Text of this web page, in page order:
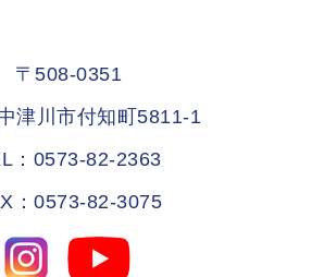
〒508-0351
津川市付知町5811-1
：0573-82-2363
：0573-82-3075